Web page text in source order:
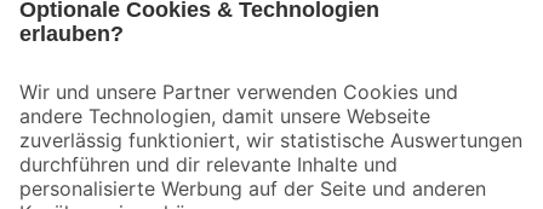
Der toom Newsletter: Keine Angebote und Aktionen mehr verpassen!
Zur Newsletter Anmeldung